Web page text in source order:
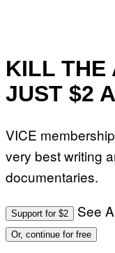
KILL THE
JUST $2
VICE
very best writing
documentaries.
Support for $2 See
Or, continue for free